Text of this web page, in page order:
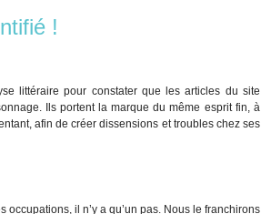
!
littéraire pour constater que les articles du site
Ils portent la marque du même esprit fin, à
afin de créer dissensions et troubles chez ses
il n’y a qu’un pas. Nous le franchirons